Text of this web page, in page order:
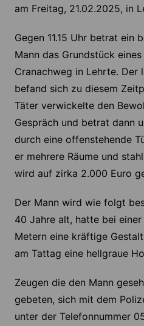
am Freitag, 21.02.2025, in
Gegen 11.15 Uhr betrat ein
Mann das Grundstück eines
Cranachweg in Lehrte. Der
befand sich zu diesem
Täter verwickelte den
Gespräch und betrat dann
durch eine offenstehende
er mehrere Räume und
wird auf zirka 2.000 Euro
Der Mann wird wie folgt
40 Jahre alt, hatte bei
Metern eine kräftige
am Tattag eine hellgraue
Zeugen die den Mann
gebeten, sich mit dem
unter der Telefonnummer